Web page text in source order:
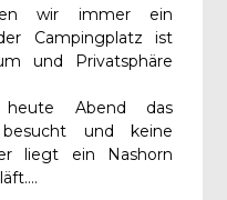
wir immer ein
Campingplatz ist
und Privatsphäre
Abend das
besucht und keine
liegt ein Nashorn